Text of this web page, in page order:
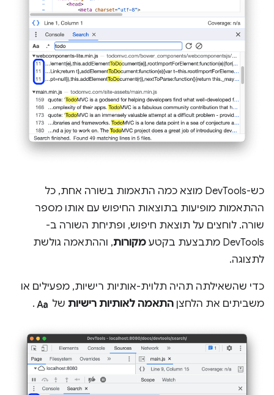
כש-DevTools מוצא כמה התאמות בשורה אחת, כל
ההתאמות מופיעות בתוצאות החיפוש עם אותו מספר
שורה. לוחצים על תוצאת חיפוש, ופתיחת השורה ב-
DevTools מתבצעת בקטע
מקורות, וההתאמה גולשת
לתצוגה.
כדי שהשאילתה תהיה תלוית-אותיות רישיות, מפעילים או
משביתים את הלחצן התאמה לאותיות רישיות של match_case
.